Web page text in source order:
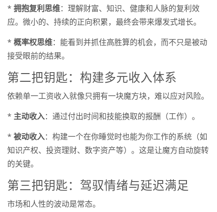
* 拥抱复利思维：理解财富、知识、健康和人脉的复利效
应。微小的、持续的正向积累，最终会带来爆发式增长。
* 概率权思维：能看到并抓住高胜算的机会，而不只是被动
接受眼前的结果。
第二把钥匙：构建多元收入体系
依赖单一工资收入就像只拥有一块魔方块，难以应对风险。
* 主动收入：通过付出时间和技能换取的报酬（工作）。
* 被动收入：构建一个在你睡觉时也能为你工作的系统（如
知识产权、投资理财、数字资产等）。这是让魔方自动旋转
的关键。
第三把钥匙：驾驭情绪与延迟满足
市场和人性的波动是常态。